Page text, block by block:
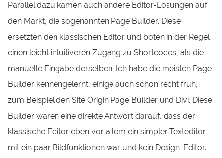
Parallel dazu kamen auch andere Editor-Lösungen auf
den Markt, die sogenannten Page Builder. Diese
ersetzten den klassischen Editor und boten in der Regel
einen leicht intuitiveren Zugang zu Shortcodes, als die
manuelle Eingabe derselben. Ich habe die meisten Page
Builder kennengelernt, einige auch schon recht früh,
zum Beispiel den Site Origin Page Builder und Divi. Diese
Builder waren eine direkte Antwort darauf, dass der
klassische Editor eben vor allem ein simpler Texteditor
mit ein paar Bildfunktionen war und kein Design-Editor.